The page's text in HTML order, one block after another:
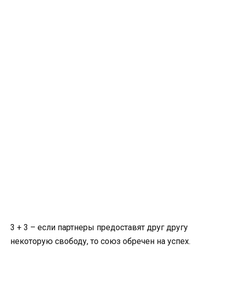
3 + 3 – если партнеры предоставят друг другу
некоторую свободу, то союз обречен на успех.